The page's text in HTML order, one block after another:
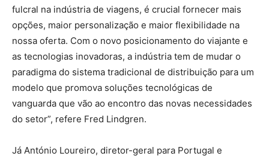
fulcral na indústria de viagens, é crucial fornecer mais
opções, maior personalização e maior flexibilidade na
nossa oferta. Com o novo posicionamento do viajante e
as tecnologias inovadoras, a indústria tem de mudar o
paradigma do sistema tradicional de distribuição para um
modelo que promova soluções tecnológicas de
vanguarda que vão ao encontro das novas necessidades
do setor”, refere Fred Lindgren.
Já António Loureiro, diretor-geral para Portugal e